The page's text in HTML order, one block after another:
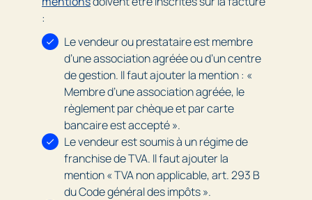
:
Le vendeur ou prestataire est membre
d’une association agréée ou d’un centre
de gestion. Il faut ajouter la mention : «
Membre d’une association agréée, le
règlement par chèque et par carte
bancaire est accepté ».
Le vendeur est soumis à un régime de
franchise de TVA. Il faut ajouter la
mention « TVA non applicable, art. 293 B
du Code général des impôts ».